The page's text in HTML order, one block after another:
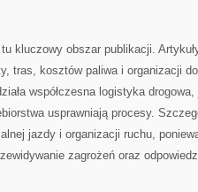
kluczowy obszar publikacji.
tras, kosztów paliwa i organizacji
współczesna logistyka
usprawniają procesy.
jazdy i organizacji ruchu,
zagrożeń oraz